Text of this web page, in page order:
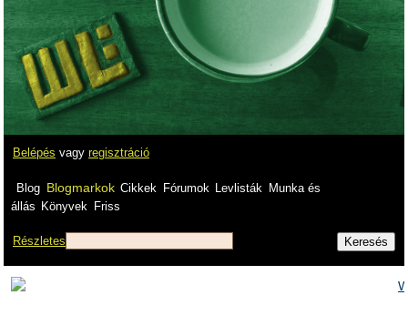
Belépés vagy regisztráció
Blog Blogmarkok Cikkek Fórumok Levlisták
Munka és
állás Könyvek Friss
Részletes